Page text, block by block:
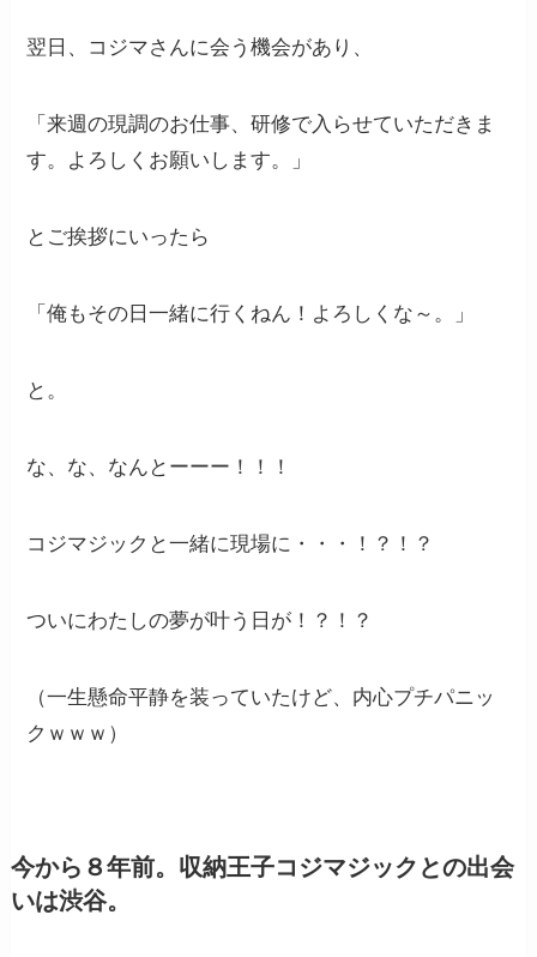
翌日、コジマさんに会う機会があり、
「来週の現調のお仕事、研修で入らせていただきま
す。よろしくお願いします。」
とご挨拶にいったら
「俺もその日一緒に行くねん！よろしくな～。」
と。
な、な、なんとーーー！！！
コジマジックと一緒に現場に・・・！？！？
ついにわたしの夢が叶う日が！？！？
（一生懸命平静を装っていたけど、内心プチパニッ
クｗｗｗ）
今から８年前。収納王子コジマジックとの出会
いは渋谷。